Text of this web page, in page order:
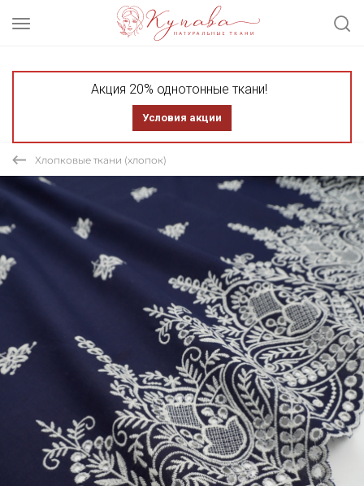
Акция 20% однотонные ткани!
Условия акции
Хлопковые ткани (хлопок)